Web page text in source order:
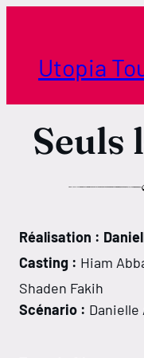
contenuUtopia
Horaires
Horaires
Seuls
Réalisation :
Casting : Hiam
Shaden Fakih
Scénario : Danielle